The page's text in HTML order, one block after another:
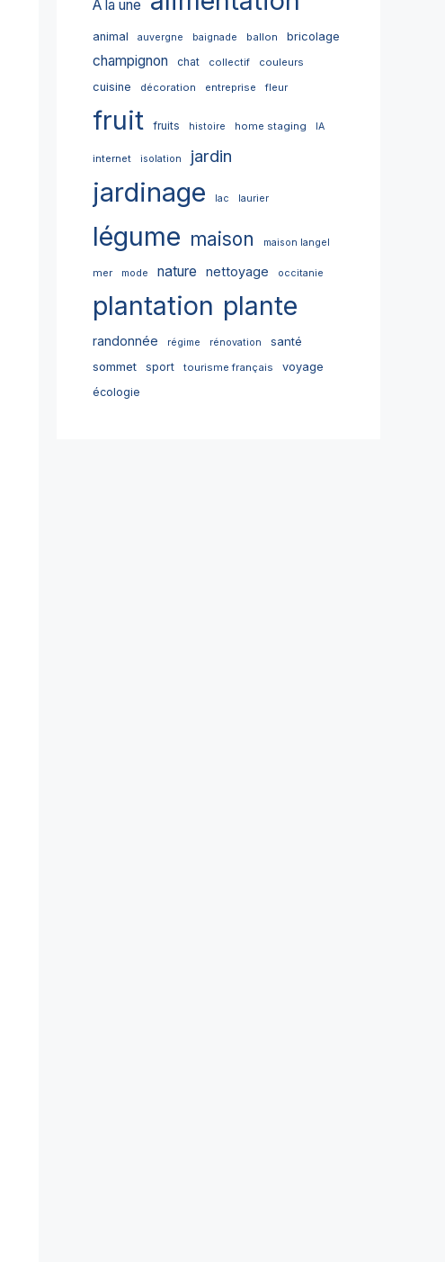
A la une
animal auvergne baignade ballon bricolage
champignon chat collectif couleurs
cuisine décoration entreprise fleur
fruit fruits histoire home staging IA
internet isolation jardin
jardinage lac laurier
légume maison maison langel
mer mode nature nettoyage occitanie
plantation plante
randonnée régime rénovation
santé
sommet
sport tourisme français
voyage
écologie